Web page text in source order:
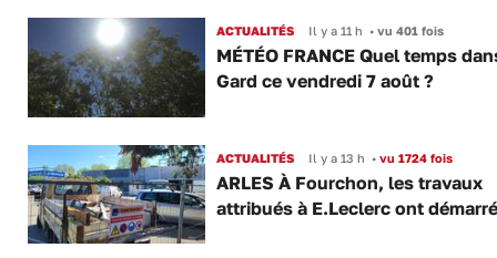
ACTUALITÉS Il y a 11 h •vu 401 fois
MÉTÉO FRANCE Quel temps
Gard ce vendredi 7 août ?
ACTUALITÉS Il y a 13 h •vu 1724 fois
ARLES À Fourchon, les travaux
attribués à E.Leclerc ont démarré